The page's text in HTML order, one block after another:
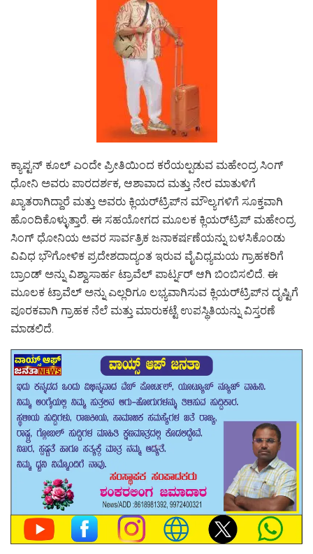
ಕ್ಯಾಪ್ಟನ್ ಕೂಲ್ ಎಂದೇ ಪ್ರೀತಿಯಿಂದ ಕರೆಯಲ್ಪಡುವ ಮಹೇಂದ್ರ ಸಿಂಗ್
ಧೋನಿ ಅವರು ಪಾರದರ್ಶಕ, ಆಶಾವಾದ ಮತ್ತು ನೇರ ಮಾತುಳಿಗೆ
ಖ್ಯಾತರಾಗಿದ್ದಾರೆ ಮತ್ತು ಅವರು ಕ್ಲಿಯರ್‌ಟ್ರಿಪ್‌ನ ಮೌಲ್ಯಗಳಿಗೆ ಸೂಕ್ತವಾಗಿ
ಹೊಂದಿಕೊಳ್ಳುತ್ತಾರೆ. ಈ ಸಹಯೋಗದ ಮೂಲಕ ಕ್ಲಿಯರ್‌ಟ್ರಿಪ್ ಮಹೇಂದ್ರ
ಸಿಂಗ್ ಧೋನಿಯ ಅವರ ಸಾರ್ವತ್ರಿಕ ಜನಾಕರ್ಷಣೆಯನ್ನು ಬಳಸಿಕೊಂಡು
ವಿವಿಧ ಭೌಗೋಳಿಕ ಪ್ರದೇಶದಾದ್ಯಂತ ಇರುವ ವೈವಿಧ್ಯಮಯ ಗ್ರಾಹಕರಿಗೆ
ಬ್ರಾಂಡ್ ಅನ್ನು ವಿಶ್ವಾಸಾರ್ಹ ಟ್ರಾವೆಲ್ ಪಾರ್ಟ್ನರ್ ಆಗಿ ಬಿಂಬಿಸಲಿದೆ. ಈ
ಮೂಲಕ ಟ್ರಾವೆಲ್ ಅನ್ನು ಎಲ್ಲರಿಗೂ ಲಭ್ಯವಾಗಿಸುವ ಕ್ಲಿಯರ್‌ಟ್ರಿಪ್‌ನ ದೃಷ್ಟಿಗೆ
ಪೂರಕವಾಗಿ ಗ್ರಾಹಕ ನೆಲೆ ಮತ್ತು ಮಾರುಕಟ್ಟೆ ಉಪಸ್ಥಿತಿಯನ್ನು ವಿಸ್ತರಣೆ
ಮಾಡಲಿದೆ.